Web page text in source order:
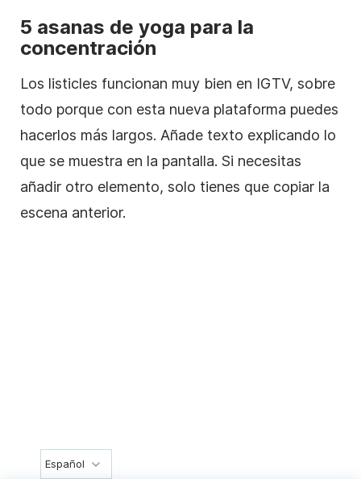
5 asanas de yoga para la
concentración
Los listicles funcionan muy bien en IGTV, sobre
todo porque con esta nueva plataforma puedes
hacerlos más largos. Añade texto explicando lo
que se muestra en la pantalla. Si necesitas
añadir otro elemento, solo tienes que copiar la
escena anterior.
Español